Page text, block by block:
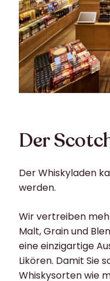
Der
Der Whiskyladen
werden.
Wir vertreiben
Malt, Grain und
eine einzigartige
Likören. Damit Sie
Whiskysorten wie